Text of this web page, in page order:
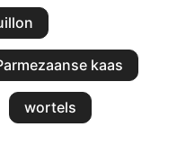
kaas
wortels